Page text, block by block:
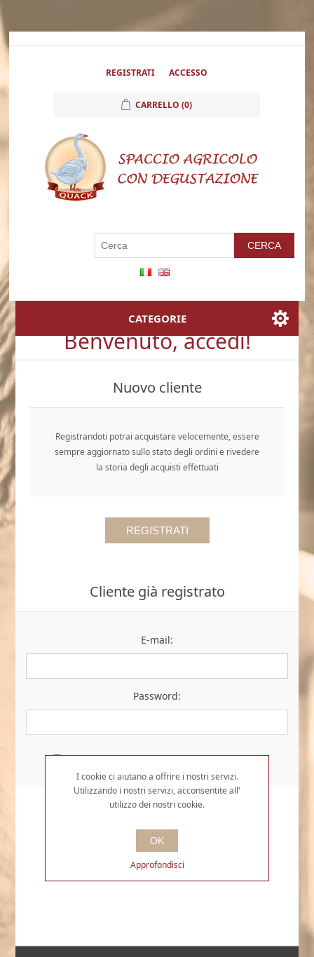
REGISTRATI ACCESSO
CARRELLO (0)
CATEGORIE
Benvenuto, accedi!
Nuovo cliente
Registrandoti potrai acquistare velocemente, essere
sempre aggiornato sullo stato degli ordini e rivedere
la storia degli acquisti effettuati
Cliente già registrato
E-mail:
Password:
Resta collegato Password dimenticata?
I cookie ci aiutano a offrire i nostri servizi.
Utilizzando i nostri servizi, acconsentite all'
utilizzo dei nostri cookie.
OK
Approfondisci